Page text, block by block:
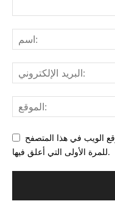
الويب في هذا المتصفح
للمرة الأولى التي أعلق فيها.